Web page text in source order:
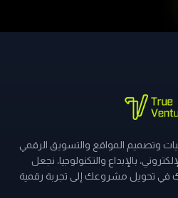
شركة
وتصميم المواقع والتسويق الرقمي
بالإبداع والتكنولوجيا، نجعل
في تحويل مشروعك إلى تجربة رقمية